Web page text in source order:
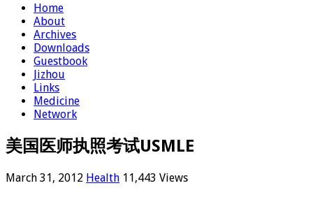
Home
About
Archives
Downloads
Guestbook
Jizhou
Links
Medicine
Network
美国医师执照考试USMLE
March 31, 2012 Health 11,443 Views